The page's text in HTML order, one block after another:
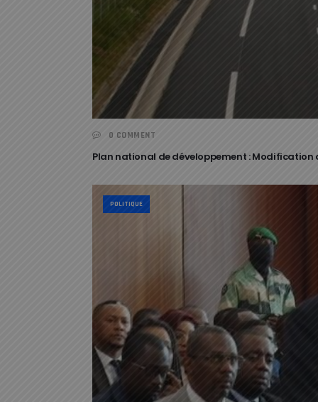
0 COMMENT
Plan national de développement :
POLITIQUE